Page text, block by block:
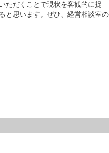
ただくことで現状を客観的に捉
と思います。ぜひ、経営相談室の